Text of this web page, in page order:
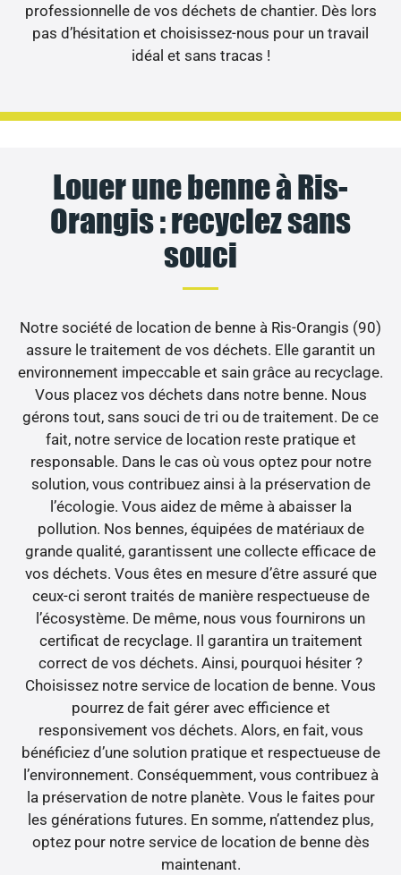
professionnelle de vos déchets de chantier. Dès lors
pas d’hésitation et choisissez-nous pour un travail
idéal et sans tracas !
Louer une benne à Ris-
Orangis : recyclez sans
souci
Notre société de location de benne à Ris-Orangis (90)
assure le traitement de vos déchets. Elle garantit un
environnement impeccable et sain grâce au recyclage.
Vous placez vos déchets dans notre benne. Nous
gérons tout, sans souci de tri ou de traitement. De ce
fait, notre service de location reste pratique et
responsable. Dans le cas où vous optez pour notre
solution, vous contribuez ainsi à la préservation de
l’écologie. Vous aidez de même à abaisser la
pollution. Nos bennes, équipées de matériaux de
grande qualité, garantissent une collecte efficace de
vos déchets. Vous êtes en mesure d’être assuré que
ceux-ci seront traités de manière respectueuse de
l’écosystème. De même, nous vous fournirons un
certificat de recyclage. Il garantira un traitement
correct de vos déchets. Ainsi, pourquoi hésiter ?
Choisissez notre service de location de benne. Vous
pourrez de fait gérer avec efficience et
responsivement vos déchets. Alors, en fait, vous
bénéficiez d’une solution pratique et respectueuse de
l’environnement. Conséquemment, vous contribuez à
la préservation de notre planète. Vous le faites pour
les générations futures. En somme, n’attendez plus,
optez pour notre service de location de benne dès
maintenant.